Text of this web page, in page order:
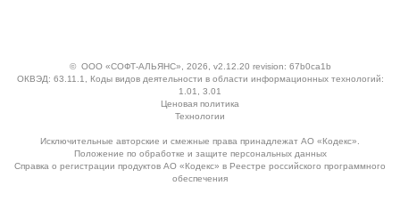
© ООО «СОФТ-АЛЬЯНС» , 2026, v2.12.20 revision: 67b0ca1b
ОКВЭД: 63.11.1, Коды видов деятельности в области информационных технологий:
1.01, 3.01
Ценовая политика
Технологии
Исключительные авторские и смежные права принадлежат АО «Кодекс».
Положение по обработке и защите персональных данных
Справка о регистрации продуктов АО «Кодекс» в Реестре российского программного
обеспечения